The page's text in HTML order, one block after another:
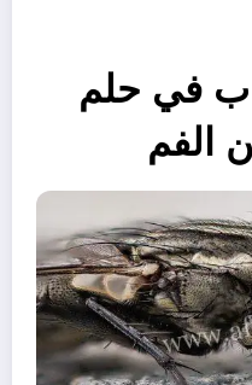
في حلم
الفم